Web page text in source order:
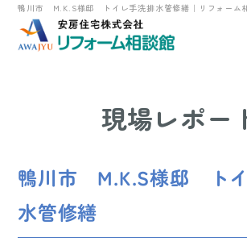
鴨川市 M.K.S様邸 トイレ手洗排水管修繕｜リフォーム
現場レポー
鴨川市 M.K.S様邸 ト
水管修繕